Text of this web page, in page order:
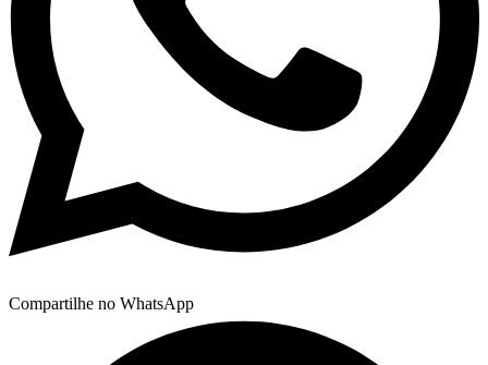
Compartilhe no WhatsApp